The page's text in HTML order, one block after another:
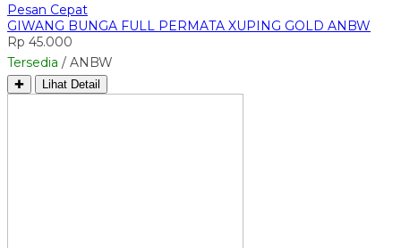
Pesan Cepat
GIWANG BUNGA FULL PERMATA XUPING GOLD ANBW
Rp 45.000
Tersedia / ANBW
✚ Lihat Detail